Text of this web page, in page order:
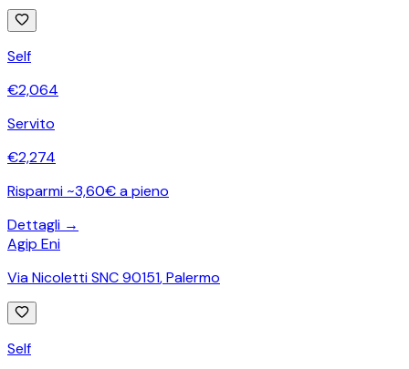
Self
€2,064
Servito
€2,274
Risparmi ~3,60€ a pieno
Dettagli →
Agip Eni
Via Nicoletti SNC 90151,Palermo
Self